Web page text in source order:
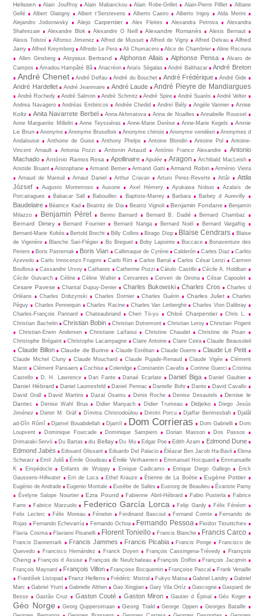
Helissen
Alain Jouffroy Alain Mabanckou Alain Robe-Grillet Alain-Pierre Pilllet
Albane
Gellé
Albert Glatigny Albert t’Serstevens Alberto Caeiro Alberto Irigoy
Alda Merini
Alejandro Jodorowsky
Alejo Carpentier Alex Fleites Alexandra Petrova
Alexandra
Shahrezaie
Alexandre Blok Alexandre O Neill Alexandre Romanès
Alexis Bernaut
Alexis Tolstoï
Alfonso Jimenez Alfred de Musset Alfred de Vigny Alfred Delvau
Alfred
Jarry
Alfred Kreymborg Alfredo Le Pera Ali Chumacero Alice de Chambrier
Aline Recoura
Allen Ginsberg
Aloysius Bertrand Alphonse Allais Alphonse Pensa
Alvaro de
Campos
Amadou Hampâté Bâ Anacréon Anaïs Ségalas André Balthazar André Breton
André Chenet André Delfau André du Bouchet André Frédérique André Gide
André Hardellet André Jeanmaire André Laude André Pieyre de Mandiargues
André Rochedy André Salmon André Schmitz André Spire André Suarès
André Velter
Andrea Navagero
Andréas Embiricos Andrée Chedid Andreï Biély Angèle Vannier
Anise
Koltz
Anita Navarrete Berbel Anna Akhmatova Anna de Noailles
Annabelle Roussel
Anne Marguerite Milleliri
Anne Teyssiéras Anne-Marie Derèse Anne-Marie Kegels
Annie
Le Brun
Anonyme Anonyme Bruxellois Anonyme chinois Anonyme vendéen
Anonymes d
Andalousie
Anthoine de Guise Anthony Phelps Antoine Blondin Antoine Pol
Antoine-
Vincent Arnault
Antonia Pozzi Antonin Artaud António Franco Alexandre
Antonio
Machado
António Ramos Rosa Apollinaire Apulée Aragon
Archibald MacLeish
Aristide Bruant
Aristophane Armand Bemer Armand Gatti Armand Robin
Arménio Vieira
Arnaud de Mareuil
Arnaut Daniel Arthur Cravan Arturo Perez-Reverte Attâr
Attila
József
Augusto Monterroso Ausone Axel Hémery Ayukawa Nobuo
Azalaïs de
Porcairagues
Babacar Sall Babouillec Baptiste-Marrey Barbara Barbey d Aurevilly
Baudelaire Béatrice Kad Beatritz de Dia Beatriz Vignoli Benjamin Fondane
Benjamin
Milazzo
Benjamin Péret Benno Barnard Bernard B. Dadié Bernard Chambaz
Bernard Dimey Bernard Fournier Bernard Nanga Bernard Noël
Bernard Vargaftig
Bernard-Marie Koltès
Bertold Brecht Billy Collins Birago Diop Blaise Cendrars
Blaise
de Vigenère
Blanche Sari-Flégier Bo Breguet Boby Lapointe Boccace
Bonaventure des
Periers
Boris Pasternak Boris Vian Callimaque de Cyrène Cal­derón Carles Diaz
Carlito
Azevedo
Carlo Innocenzo Frugoni Carlo Rim Carlos Barral Carlos César Lenzi
Carmen
Boullosa
Cassandre Urvoy Cathares Catherine Pozzi Cátulo Castillo
Cécile A. Holdban
Cécile Guivarch
Céline Céline Walter Cervantes Cerveri de Girona César Capoulet
Cesare Pavese Chantal Dupuy-Denier Charles Bukowski Charles Cros
Charles d
Orléans
Charles Dobzynski Charles Dornier Charles Guérin Charles Juliet
Charles
Péguy
Charles Pennequin Charles Racine Charles Van Lerberghe
Charles Vion Dalibray
Charles-François Pannard
Chateaubriand Chen Tö-yu Chloé Charpentier
Chris L.
Christian Bachelin
Christian Bobin Christian Dotremont Christian Leroy
Christian Prigent
Christian-Erwin Andersen
Christiane Laïfaoui Christine Chaudet
Christine de Pisan
Christophe Brégaint
Christophe Lacampagne Claire Antoine Claire Ceira Claude Beausoleil
Claude Billon Claude de Burine Claude Estéban Claude Guerre Claude Le Petit
Claude Michel Cluny Claude Mouchard Claude Pujade-Renaud Claude Vigée
Clément
Marot
Clément Pansaers Cochise Coleridge Constantin Cavafis Corinne Guerci
Cristina
Castello
D. H. Lawrence Dan Fante Danaé Ecarlate Daniel Biga Daniel Gaultier
Daniel Hébrard Daniel Laumesfeld Daniel Pennac Danielle Bohr Dante
David Cavallo
David Grall
David Martins Dazaï Osamu Denis Roche Denise Desautels
Denise le
Dantec
Denise Wahl Brua Didier Manyach Didier Trumeau Didjeko
Diego Jesús
Jiménez
Dieter M. Gräf Dìmitra Christodoùlou Dimitri Porcu Djaffar Benmesbah
Djalâl
ad-Dîn Rûmî
Djamel Bouabdellah Djamīl Dom Corrieras Dom Gabrielli
Dom
Loupvent
Dominique Fourcade Dominique Sampiero Dorian Masson
Dos Passos
Drimaraki-Servò
Du Bartas du Bellay Du Mu Edgar Poe Edith Azam
Edmond Dune
Edmond Jabès
Edouard Glissant Eduardo Del Palacio Éléazar Ben Jacob Ha-Bavli
Elena
Schwarz
Emil Juliš Émile Goudeau Émile Verhaeren Emmanuel Hocquard
Emmanuelle
K
Empédocle Enfants de Woippy Enrique Cadicamo Enrique Diego Gallego
Erick
Gaussens-Hillwater
Erri de Luca Ethel Krauze Étienne de La Boétie Eugène Pottier
Eugénio de Andrade Eugenio Montale Eusèbe de Salles Eustorg de Beaulieu
Évariste Parny
Évelyne Salope Nourtier
Ezra Pound Fabienne Abril-Hébrard Fabio Pusterla
Fabrice
Farre
Fabrice Marzuolo Federico García Lorca Felip Gardy
Félix Fénéon
Felix Leclerc
Félix Moreau Fénelon Ferdinand Bascoul Fernand Comte
Fernando de
Rojas
Fernando Echevarría Fernando Ochoa Fernando Pessoa Fiodor Tiouttchev
Flavia Cosma Flaviano Pisanelli Florent Toniello Francis Blanche Francis Carco
Francis Dannemark Francis Jammes Francis Picabia Francis Ponge
Francisco de
Quevedo
Francisco Hernández Franck Doyen François Cassingena-Trévedy
François
Cheng
François d Assise François de Neufchateau François Dolfini
François Jacqmin
François Maynard
François Villon Françoise Bocquentin Françoise Pascal
Frank Venaille
František Listopad
Franz Hellens Frédéric Mistral Fukyo Matoa Gabriel Landry
Gabriel
Marc
Gabriel Yturri Gabrielle Althen Gao Xingjian Gary Vila Ortíz Gascogne
Gaspard de
Besse
Gastão Cruz Gaston Couté Gaston Miron Gautier d Épinal Géo Koger
Géo Norge Georg Quppersimaan Georg Trakl George Oppen
Georges Bataille